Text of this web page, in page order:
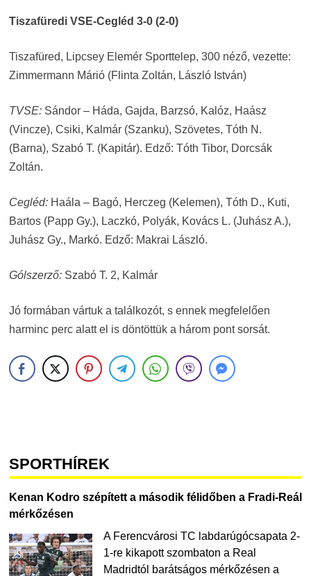
Tiszafüredi VSE-Cegléd 3-0 (2-0)
Tiszafüred, Lipcsey Elemér Sporttelep, 300 néző, vezette:
Zimmermann Márió (Flinta Zoltán, László István)
TVSE: Sándor – Háda, Gajda, Barzsó, Kalóz, Haász
(Vincze), Csiki, Kalmár (Szanku), Szövetes, Tóth N.
(Barna), Szabó T. (Kapitár). Edző: Tóth Tibor, Dorcsák
Zoltán.
Cegléd:Haála – Bagó, Herczeg (Kelemen), Tóth D., Kuti,
Bartos (Papp Gy.), Laczkó, Polyák, Kovács L. (Juhász A.),
Juhász Gy., Markó. Edző: Makrai László.
Gólszerző: Szabó T. 2, Kalmár
Jó formában vártuk a találkozót, s ennek megfelelően
harminc perc alatt el is döntöttük a három pont sorsát.
SPORTHÍREK
Kenan Kodro szépített a második félidőben a Fradi-Reál
mérkőzésen
A Ferencvárosi TC labdarúgócsapata 2-
1-re kikapott szombaton a Real
Madridtól barátságos mérkőzésen a